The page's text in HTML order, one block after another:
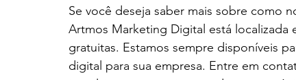
Se você deseja saber mais sobre como
Artmos Marketing Digital está localizada
gratuitas. Estamos sempre disponíveis
digital para sua empresa. Entre em